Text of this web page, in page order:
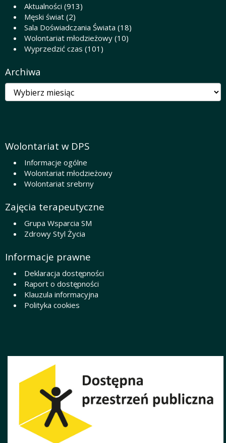
Aktualności (913)
Męski świat (2)
Sala Doświadczania Świata (18)
Wolontariat młodzieżowy (10)
Wyprzedzić czas (101)
Archiwa
Archiwa
Wolontariat w DPS
Informacje ogólne
Wolontariat młodzieżowy
Wolontariat srebrny
Zajęcia terapeutyczne
Grupa Wsparcia SM
Zdrowy Styl Życia
Informacje prawne
Deklaracja dostępności
Raport o dostępności
Klauzula informacyjna
Polityka cookies